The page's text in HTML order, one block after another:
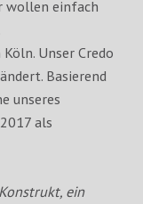
wollen einfach
Unser Credo
Basierend
unseres
als
ein